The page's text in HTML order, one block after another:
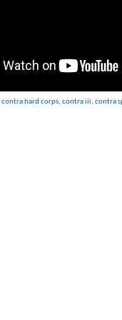
contra hard corps, contra iii, contra